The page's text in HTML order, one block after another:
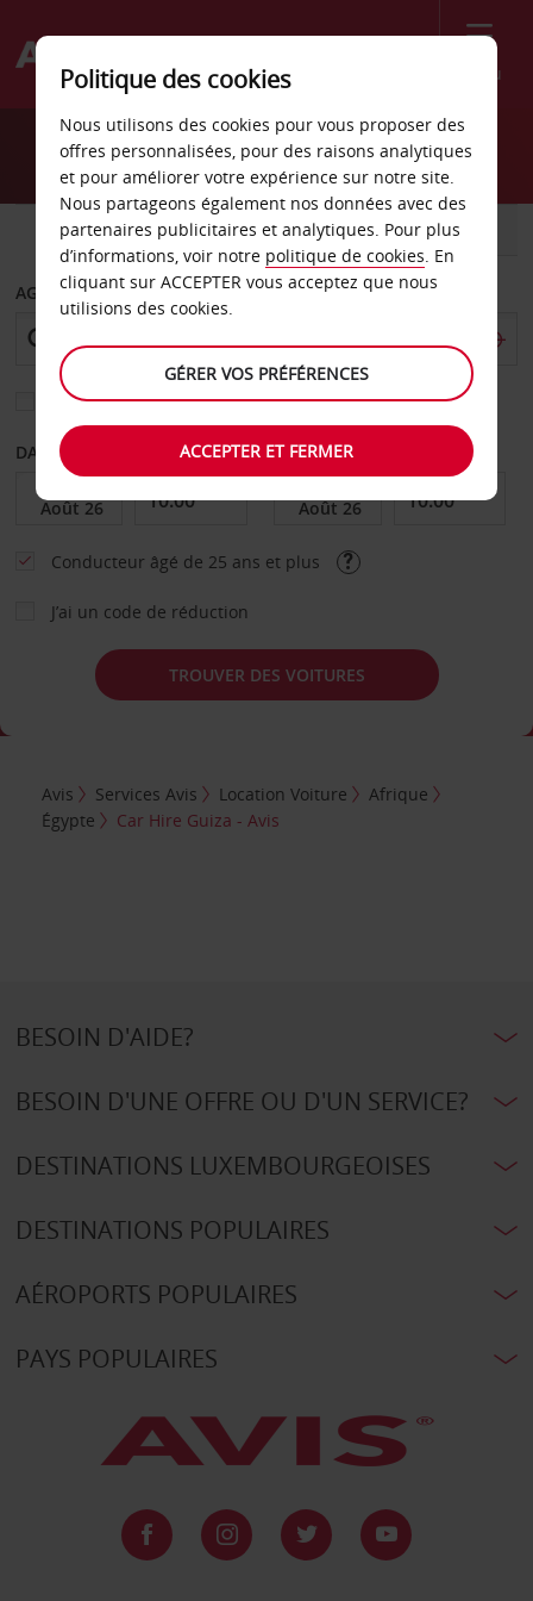
Menu
Welcome
VOITURE UTILITAIRE
AGENCE DE DÉPART
Sélectionnez une autre agence de retour
DATE DE DÉPART DATE DE RETOUR
Conducteur âgé de 25 ans et plus
J’ai un code de réduction
TROUVER DES VOITURES
Avis Services Avis Location Voiture
Afrique
Égypte
Car Hire Guiza - Avis
BESOIN D'AIDE?
BESOIN D'UNE OFFRE OU D'UN SERVICE?
DESTINATIONS LUXEMBOURGEOISES
DESTINATIONS POPULAIRES
AÉROPORTS POPULAIRES
PAYS POPULAIRES
Politique des cookies
Nous utilisons des cookies pour vous proposer des
offres personnalisées, pour des raisons analytiques
et pour améliorer votre expérience sur notre site.
Nous partageons également nos données avec des
partenaires publicitaires et analytiques. Pour plus
d’informations, voir notre politique de cookies. En
cliquant sur ACCEPTER vous acceptez que nous
utilisions des cookies.
GÉRER VOS PRÉFÉRENCES
ACCEPTER ET FERMER